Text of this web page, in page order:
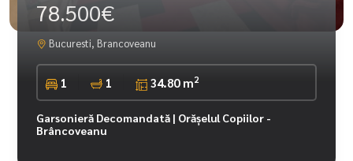
78.500€
Bucuresti, Brancoveanu
1 1 34.80 m2
Garsonieră Decomandată | Orășelul Copiilor -
Brâncoveanu